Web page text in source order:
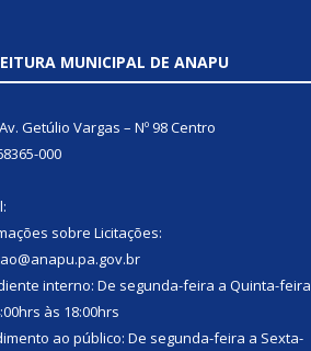
MUNICIPAL DE ANAPU
Getúlio Vargas – Nº 98 Centro
000
sobre Licitações:
interno: De segunda-feira a Quinta-feira
às 18:00hrs
ao público: De segunda-feira a Sexta-